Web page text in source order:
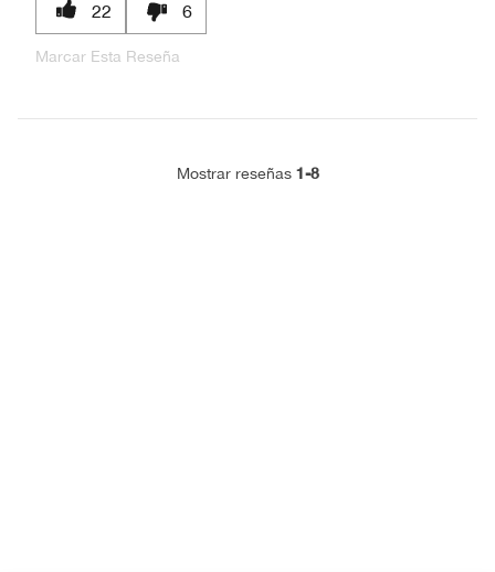
22 6
Marcar Esta Reseña
Mostrar reseñas 1-8